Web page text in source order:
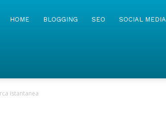
MyWebIsland
HOME BLOGGING SEO SOCIAL MEDIA
istantanea